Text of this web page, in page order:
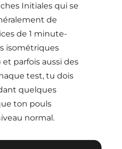
Initiales qui se
de
de 1 minute-
isométriques
et parfois aussi des
test, tu dois
quelques
ton pouls
normal.